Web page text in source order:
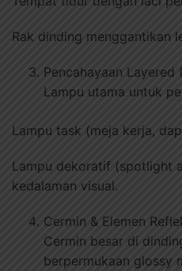
Rak dinding menggantikan
Pencahayaan Layered
Lampu utama untuk
Lampu task (meja kerja,
Lampu dekoratif (spotlight
kedalaman visual.
Cermin & Elemen
Cermin besar di
berpermukaan glossy